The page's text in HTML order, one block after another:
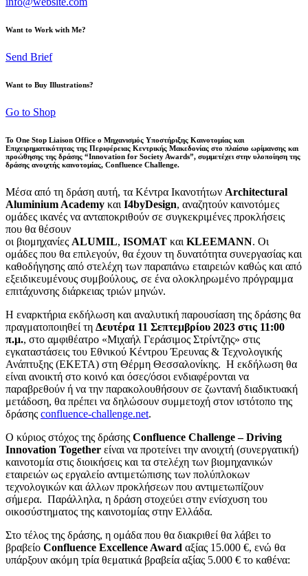
Want to Work with Me?
Send Brief
Want to Buy Illustrations?
Go to Shop
Το One Stop Liaison Office ο Μηχανισμός Υποστήριξης Καινοτομίας και
Επιχειρηματικότητας της Περιφέρειας Κεντρικής Μακεδονίας στο πλαίσιο ωρίμανσης και
προώθησης της δράσης “Innovation for Society Awards”, συμμετέχει στην υλοποίηση της
δράσης ανοιχτής καινοτομίας, Confluence Challenge.
Μέσα από τη δράση αυτή, τα Κέντρα Ικανοτήτων Architectural
Aluminium Academy και I4byDesign, αναζητούν καινοτόμες
ομάδες ικανές να ανταποκριθούν σε συγκεκριμένες προκλήσεις
που θα θέσουν
οι βιομηχανίες ALUMIL, ISOMAT και KLEEMANN. Οι
ομάδες που θα επιλεγούν, θα έχουν τη δυνατότητα συνεργασίας και
καθοδήγησης από στελέχη των παραπάνω εταιρειών καθώς και από
εξειδικευμένους συμβούλους, σε ένα ολοκληρωμένο πρόγραμμα
επιτάχυνσης διάρκειας τριών μηνών.
Η εναρκτήρια εκδήλωση και αναλυτική παρουσίαση της δράσης θα
πραγματοποιηθεί τη Δευτέρα 11 Σεπτεμβρίου 2023 στις 11:00
π.μ., στο αμφιθέατρο «Μιχαήλ Γεράσιμος Στρίντζης» στις
εγκαταστάσεις του Εθνικού Κέντρου Έρευνας & Τεχνολογικής
Ανάπτυξης (ΕΚΕΤΑ) στη Θέρμη Θεσσαλονίκης. Η εκδήλωση θα
είναι ανοικτή στο κοινό και όσες/όσοι ενδιαφέρονται να
παραβρεθούν ή να την παρακολουθήσουν σε ζωντανή διαδικτυακή
μετάδοση, θα πρέπει να δηλώσουν συμμετοχή στον ιστότοπο της
δράσης confluence-challenge.net.
Ο κύριος στόχος της δράσης Confluence Challenge–Driving
Innovation Together είναι να προτείνει την ανοιχτή (συνεργατική)
καινοτομία στις διοικήσεις και τα στελέχη των βιομηχανικών
εταιρειών ως εργαλείο αντιμετώπισης των πολύπλοκων
τεχνολογικών και άλλων προκλήσεων που αντιμετωπίζουν
σήμερα. Παράλληλα, η δράση στοχεύει στην ενίσχυση του
οικοσύστηματος της καινοτομίας στην Ελλάδα.
Στο τέλος της δράσης, η ομάδα που θα διακριθεί θα λάβει το
βραβείο Confluence Excellence Award αξίας 15.000 €, ενώ θα
υπάρξουν ακόμη τρία θεματικά βραβεία αξίας 5.000 € το καθένα: